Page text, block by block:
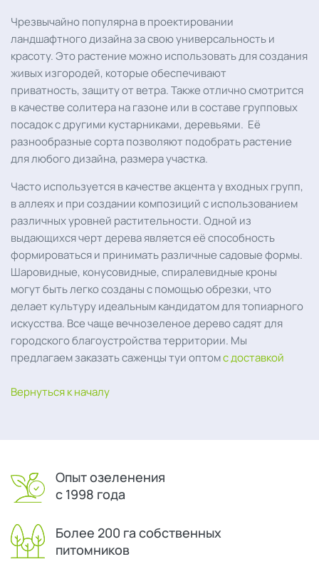
Чрезвычайно популярна в проектировании
ландшафтного дизайна за свою универсальность и
красоту. Это растение можно использовать для создания
живых изгородей, которые обеспечивают
приватность, защиту от ветра. Также отлично смотрится
в качестве солитера на газоне или в составе групповых
посадок с другими кустарниками, деревьями. Её
разнообразные сорта позволяют подобрать растение
для любого дизайна, размера участка.
Часто используется в качестве акцента у входных групп,
в аллеях и при создании композиций с использованием
различных уровней растительности. Одной из
выдающихся черт дерева является её способность
формироваться и принимать различные садовые формы.
Шаровидные, конусовидные, спиралевидные кроны
могут быть легко созданы с помощью обрезки, что
делает культуру идеальным кандидатом для топиарного
искусства. Все чаще вечнозеленое дерево садят для
городского благоустройства территории. Мы
предлагаем заказать саженцы туи оптомс доставкой
Вернуться к началу
Опыт озеленения
с 1998 года
Более 200 га собственных
питомников